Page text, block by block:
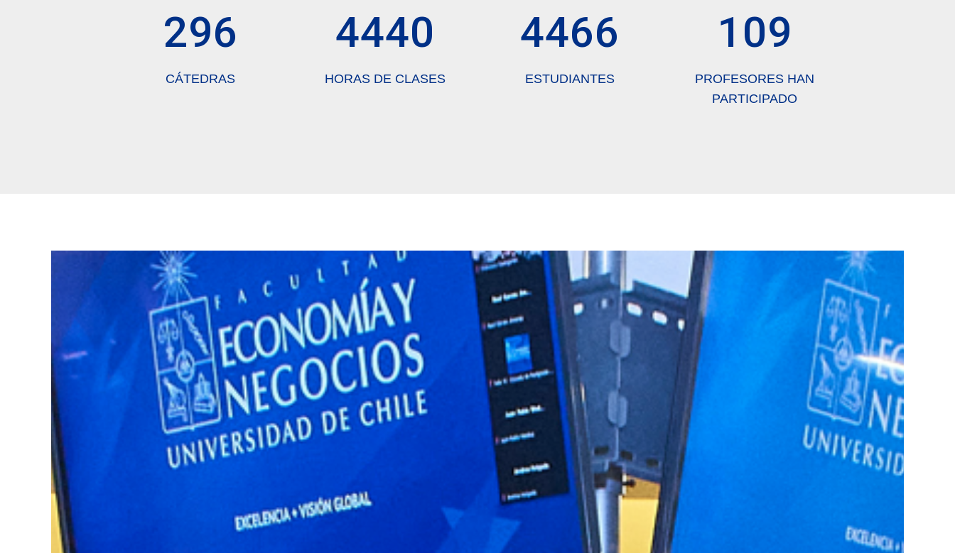
CÁTEDRAS
296
HORAS DE CLASES
4440
ESTUDIANTES
4466
PROFESORES HAN
PARTICIPADO
109